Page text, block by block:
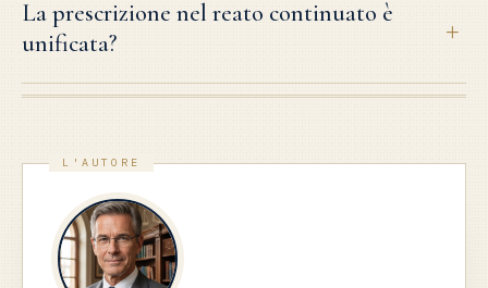
La prescrizione nel reato continuato è
unificata?